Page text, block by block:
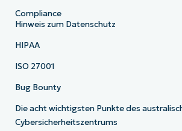
Compliance
Hinweis zum Datenschutz
HIPAA
ISO 27001
Bug Bounty
Die acht wichtigsten Punkte des
Cybersicherheitszentrums